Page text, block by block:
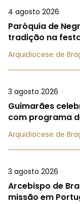
4 agosto 2026
Paróquia de
tradição na
Arquidiocese de
3 agosto 2026
Guimarães
com programa
Arquidiocese de
3 agosto 2026
Arcebispo de
missão em